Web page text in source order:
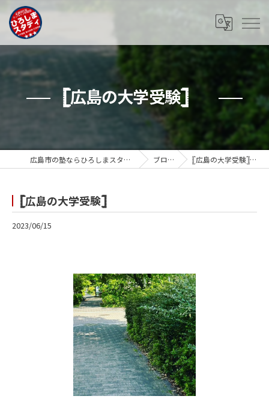
𓊈広島の大学受験𓊉
広島市の塾ならひろしまスタディ ブログ 𓊈広島の大学受験𓊉
𓊈広島の大学受験𓊉
2023/06/15